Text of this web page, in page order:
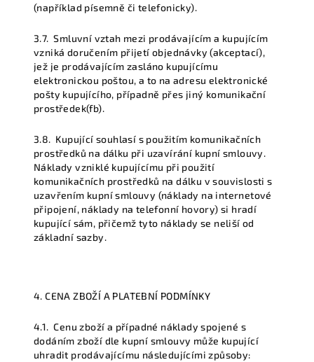
(například písemně či telefonicky).
3.7.Smluvní vztah mezi prodávajícím a kupujícím
vzniká doručením přijetí objednávky (akceptací),
jež je prodávajícím zasláno kupujícímu
elektronickou poštou, a to na adresu elektronické
pošty kupujícího, případně přes jiný komunikační
prostředek(fb).
3.8. Kupující souhlasí s použitím komunikačních
prostředků na dálku při uzavírání kupní smlouvy.
Náklady vzniklé kupujícímu při použití
komunikačních prostředků na dálku v souvislosti s
uzavřením kupní smlouvy (náklady na internetové
připojení, náklady na telefonní hovory) si hradí
kupující sám, přičemž tyto náklady se neliší od
základní sazby.
4. CENA ZBOŽÍ A PLATEBNÍ PODMÍNKY
4.1.Cenu zboží a případné náklady spojené s
dodáním zboží dle kupní smlouvy může kupující
uhradit prodávajícímu následujícími způsoby: